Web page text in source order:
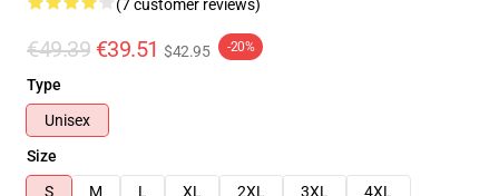
(7 customer reviews)
€49.39 €39.51 $42.95 -20%
Type
Unisex
Size
S
M L XL 2XL 3XL
4XL